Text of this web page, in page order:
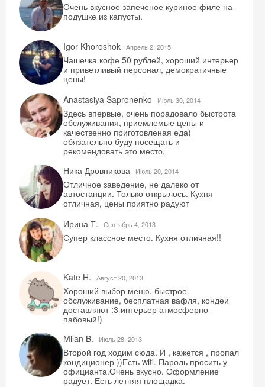
Очень вкусное запеченое куриное филе на
подушке из капусты.
Igor Khoroshok Aпрель 2, 2015
Чашечка кофе 50 рублей, хороший интерьер
и приветливый персонал, демократичные
цены!
Anastasiya Sapronenko
Июль 30, 2014
Здесь впервые, очень порадовало быстрота
обслуживания, приемлемые цены и
качественно приготовленая еда)
обязательно буду посещать и
рекомендовать это место.
Ника Дровникова
Июль 20, 2014
Отличное заведение, не далеко от
автостанции. Только открылось. Кухня
отличная, цены приятно радуют
Ирина Т.
Сентябрь 4, 2013
Супер классное место. Кухня отличная!!
Kate H. Август 20, 2013
Хороший выбор меню, быстрое
обслуживание, бесплатная вафля, кондеи
доставляют :3 интерьер атмосферно-
пабовый!)
Milan B.
Июль 28, 2013
Второй год ходим сюда. И , кажется , пропал
кондиционер ))Есть wifi. Пароль просить у
официанта.Очень вкусно. Оформление
радует. Есть летняя площадка.
Скидка −5%
Хочешь дешевле? Оставь почту и получи
Получить промокод